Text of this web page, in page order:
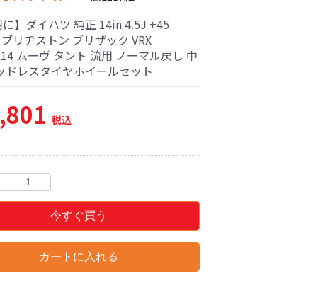
に】ダイハツ 純正 14in 4.5J +45
リヂストン ブリザック VRX
ムーヴ タント 流用 ノーマル戻し 中
ドレスタイヤホイールセット
税込
今すぐ買う
カートに入れる